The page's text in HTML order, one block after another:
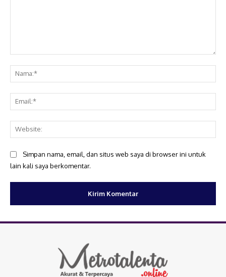
Simpan nama, email, dan situs web saya di browser ini untuk
lain kali saya berkomentar.